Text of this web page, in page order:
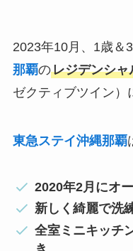
2023年10月、1歳＆
那覇のレジデンシャ
ゼクティブツイン）
東急ステイ沖縄那覇
2020年2月にオ
新しく綺麗で洗
全室ミニキッチ